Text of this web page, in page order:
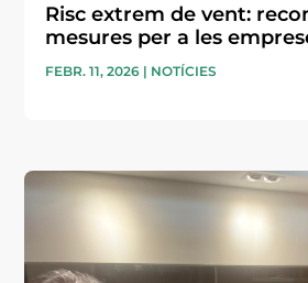
Risc extrem de vent:
mesures per a les
FEBR. 11, 2026 | NOTÍCIES